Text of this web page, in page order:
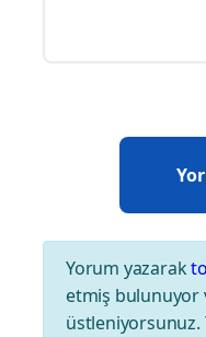
Yorum yazarak
etmiş bulunuyor
üstleniyorsunuz.